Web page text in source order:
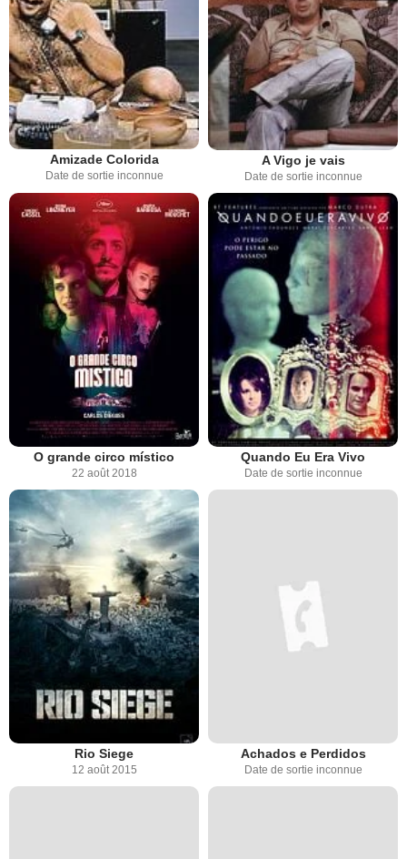
Amizade Colorida
Date de sortie inconnue
A Vigo je vais
Date de sortie inconnue
O grande circo místico
22 août 2018
Quando Eu Era Vivo
Date de sortie inconnue
Rio Siege
12 août 2015
Achados e Perdidos
Date de sortie inconnue